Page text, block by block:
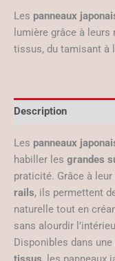
Les panneaux
lumière grâce à
tissus, du tamisant à
Description
Les panneaux
habiller les grandes
praticité. Grâce à
rails, ils permettent
naturelle tout en
sans alourdir
Disponibles dans une